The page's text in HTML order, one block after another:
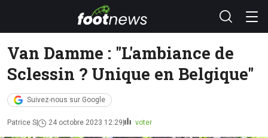
Van Damme : "L'ambiance de
Sclessin ? Unique en Belgique"
Suivez-nous sur Google
Patrice S 24 octobre 2023 12:29 voter